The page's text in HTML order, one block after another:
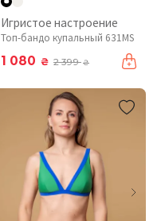
Игристое настроение
Топ-бандо купальный 631MS
1 080 ₴ 2 399₴